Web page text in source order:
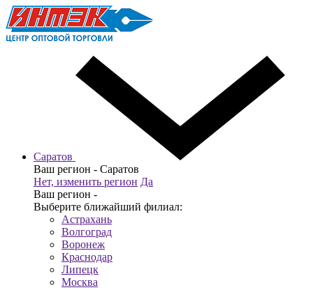
Саратов
Ваш регион - Саратов
Нет, изменить регион Да
Ваш регион -
Выберите ближайший филиал:
Астрахань
Волгоград
Воронеж
Краснодар
Липецк
Москва